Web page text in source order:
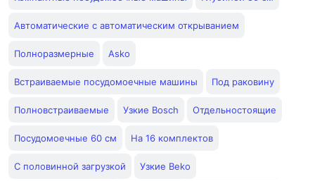
Автоматические с автоматическим открыванием
Полноразмерные Asko
Встраиваемые посудомоечные машины Под раковину
Полновстраиваемые Узкие Bosch Отдельностоящие
Посудомоечные 60 см На 16 комплектов
С половинной загрузкой Узкие Beko